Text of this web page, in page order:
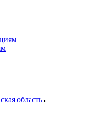
область